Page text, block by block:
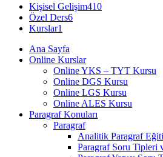
Kişisel Gelişim410
Özel Ders6
Kurslar1
Ana Sayfa
Online Kurslar
Online YKS – TYT Kursu
Online DGS Kursu
Online LGS Kursu
Online ALES Kursu
Paragraf Konuları
Paragraf
Analitik Paragraf
Paragraf Soru Tipleri